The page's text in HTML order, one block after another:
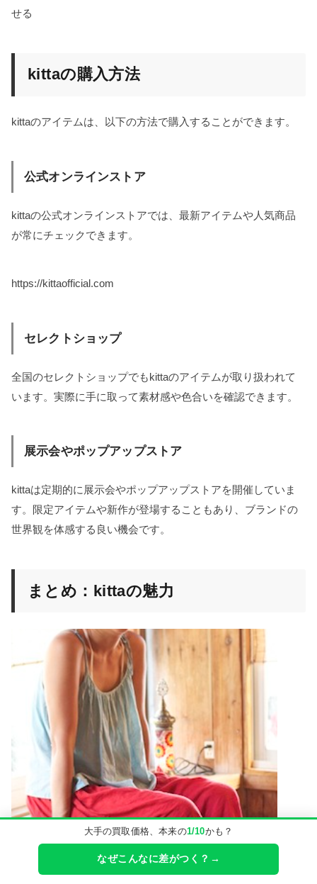
大手の買取価格、本来の1/10かも？
なぜこんなに差がつく？→
せる
kittaの購入方法
kittaのアイテムは、以下の方法で購入することができます。
公式オンラインストア
kittaの公式オンラインストアでは、最新アイテムや人気商品
が常にチェックできます。
https://kittaofficial.com
セレクトショップ
全国のセレクトショップでもkittaのアイテムが取り扱われて
います。実際に手に取って素材感や色合いを確認できます。
展示会やポップアップストア
kittaは定期的に展示会やポップアップストアを開催していま
す。限定アイテムや新作が登場することもあり、ブランドの
世界観を体感する良い機会です。
まとめ：kittaの魅力